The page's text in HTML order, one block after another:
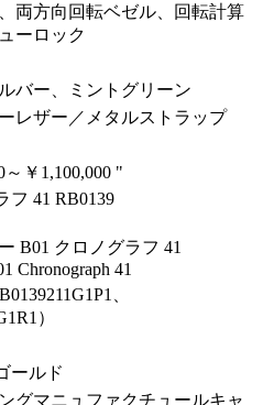
両方向回転ベゼル、回転計算
ーロック
バー、ミントグリーン
レザー／メタルストラップ
～￥1,100,000 "
フ 41 RB0139
B01 クロノグラフ 41
Chronograph 41
、
）
ールド
グマニュファクチュールキャ